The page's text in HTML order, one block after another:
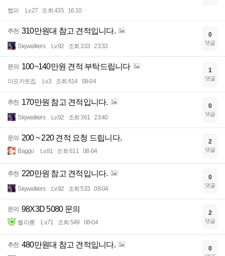
햅피 Lv.27 조회 435 16:10
추천 310만원대 참고 견적입니다.
Skywalkers Lv.92 조회 333 23:33
0
댓글
문의 100~140만원 견적 부탁드립니다
아포카토칩 Lv.3 조회 614 08-04
1
댓글
추천 170만원 참고 견적입니다.
Skywalkers Lv.92 조회 361 23:40
0
댓글
문의 200 ~ 220 견적 요청 드립니다.
Baggo Lv.81 조회 611 08-04
2
댓글
추천 220만원 참고 견적입니다.
Skywalkers Lv.92 조회 533 08-04
0
댓글
문의 98X3D 5080 문의
삘라뽕 Lv.71 조회 549 08-04
2
댓글
추천 480만원대 참고 견적입니다. 0